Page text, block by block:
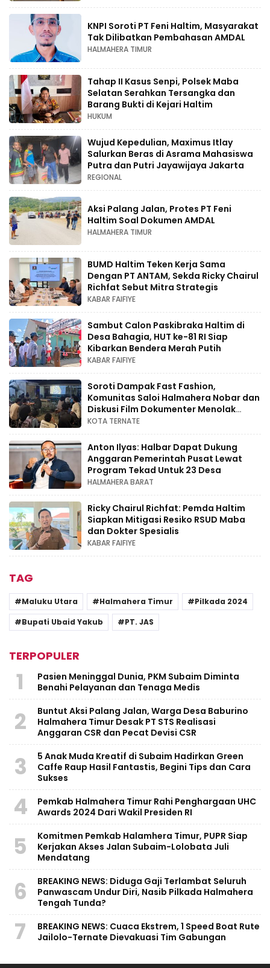
KNPI Soroti PT Feni Haltim, Masyarakat
Tak Dilibatkan Pembahasan AMDAL
HALMAHERA TIMUR
Tahap II Kasus Senpi, Polsek Maba
Selatan Serahkan Tersangka dan
Barang Bukti di Kejari Haltim
HUKUM
Wujud Kepedulian, Maximus Itlay
Salurkan Beras di Asrama Mahasiswa
Putra dan Putri Jayawijaya Jakarta
REGIONAL
Aksi Palang Jalan, Protes PT Feni
Haltim Soal Dokumen AMDAL
HALMAHERA TIMUR
BUMD Haltim Teken Kerja Sama
Dengan PT ANTAM, Sekda Ricky Chairul
Richfat Sebut Mitra Strategis
KABAR FAIFIYE
Sambut Calon Paskibraka Haltim di
Desa Bahagia, HUT ke-81 RI Siap
Kibarkan Bendera Merah Putih
KABAR FAIFIYE
Soroti Dampak Fast Fashion,
Komunitas Saloi Halmahera Nobar dan
Diskusi Film Dokumenter Menolak
Punah
KOTA TERNATE
Anton Ilyas: Halbar Dapat Dukung
Anggaran Pemerintah Pusat Lewat
Program Tekad Untuk 23 Desa
HALMAHERA BARAT
Ricky Chairul Richfat: Pemda Haltim
Siapkan Mitigasi Resiko RSUD Maba
dan Dokter Spesialis
KABAR FAIFIYE
TAG
Maluku Utara Halmahera Timur
Pilkada 2024
Bupati Ubaid Yakub
PT. JAS
TERPOPULER
1
Pasien Meninggal Dunia, PKM Subaim Diminta
Benahi Pelayanan dan Tenaga Medis
2
Buntut Aksi Palang Jalan, Warga Desa Baburino
Halmahera Timur Desak PT STS Realisasi
Anggaran CSR dan Pecat Devisi CSR
3
5 Anak Muda Kreatif di Subaim Hadirkan Green
Caffe Raup Hasil Fantastis, Begini Tips dan Cara
Sukses
4
Pemkab Halmahera Timur Rahi Penghargaan UHC
Awards 2024 Dari Wakil Presiden RI
5
Komitmen Pemkab Halamhera Timur, PUPR Siap
Kerjakan Akses Jalan Subaim-Lolobata Juli
Mendatang
6
BREAKING NEWS: Diduga Gaji Terlambat Seluruh
Panwascam Undur Diri, Nasib Pilkada Halmahera
Tengah Tunda?
7
BREAKING NEWS: Cuaca Ekstrem, 1 Speed Boat Rute
Jailolo-Ternate Dievakuasi Tim Gabungan